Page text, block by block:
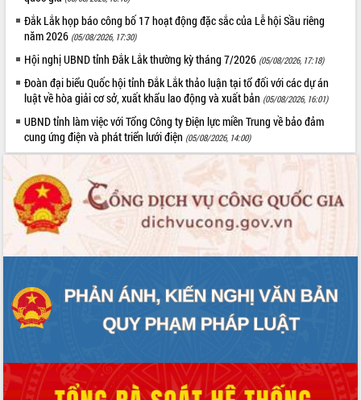
Phó Chủ tịch UBND tỉnh Đắk Lắk
Trương Công Thái kiểm tra thực địa
Dự án cao tốc Khánh Hòa - Buôn Ma
Thuột
Định vị cà phê Việt Nam như một “di
sản sống” trong dòng chảy toàn cầu
sống người dân từ những mô hình thiết
thực
Quyết liệt tháo gỡ vướng mắc, đẩy
nhanh tiến độ các dự án trọng điểm
trong Khu kinh tế Nam Phú Yên
Hòn Yến phát triển du lịch gắn với bảo
tồn biển
đến năm 2050
Phát động chiến dịch 30 ngày đêm
giải phóng mặt bằng Tuyến đường bộ
kinh tế từ 10% trở lên trong Quý
II/2026
Đắk Lắk họp báo công bố 17 hoạt động đặc sắc của Lễ hội Sầu riêng
năm 2026 (05/08/2026, 17:30)
Hội nghị UBND tỉnh Đắk Lắk thường kỳ tháng 7/2026 (05/08/2026, 17:18)
Đoàn đại biểu Quốc hội tỉnh Đắk Lắk thảo luận tại tổ đối với các dự án
luật về hòa giải cơ sở, xuất khẩu lao động và xuất bản (05/08/2026, 16:01)
UBND tỉnh làm việc với Tổng Công ty Điện lực miền Trung về bảo đảm
cung ứng điện và phát triển lưới điện (05/08/2026, 14:00)